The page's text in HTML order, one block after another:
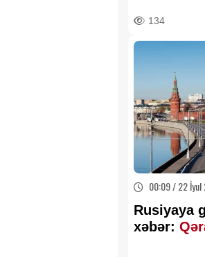
134
00:09 / 22 İyul
Rusiyaya
xəbər: